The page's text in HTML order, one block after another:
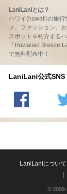
LaniLaniとは？
ハワイ(hawaii)の旅
メ、ファッション、
スポットを紹介する
「Hawaiian Breeze
で無料配布中！
LaniLani公式SNS
の
の
LaniLaniについて
© 2009-